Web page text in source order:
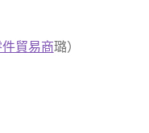
貿易商璐）